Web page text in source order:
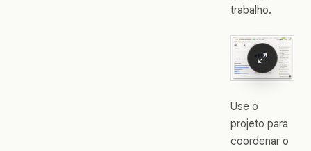
trabalho.
Use o
projeto para
coordenar o